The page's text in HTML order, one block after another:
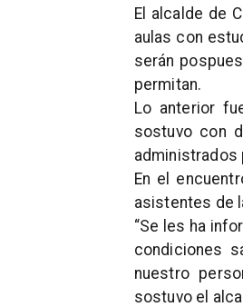
El alcalde de
aulas con
serán
permitan.
Lo anterior
sostuvo con
administrados
En el
asistentes de
“Se les ha
condiciones
nuestro
sostuvo el